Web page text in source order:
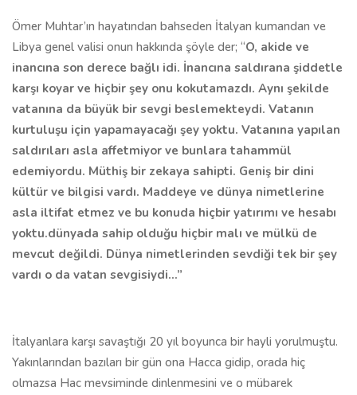
Ömer Muhtar’ın hayatından bahseden İtalyan kumandan ve
Libya genel valisi onun hakkında şöyle der; “O, akide ve
inancına son derece bağlı idi. İnancına saldırana şiddetle
karşı koyar ve hiçbir şey onu kokutamazdı. Aynı şekilde
vatanına da büyük bir sevgi beslemekteydi. Vatanın
kurtuluşu için yapamayacağı şey yoktu. Vatanına yapılan
saldırıları asla affetmiyor ve bunlara tahammül
edemiyordu. Müthiş bir zekaya sahipti. Geniş bir dini
kültür ve bilgisi vardı. Maddeye ve dünya nimetlerine
asla iltifat etmez ve bu konuda hiçbir yatırımı ve hesabı
yoktu.dünyada sahip olduğu hiçbir malı ve mülkü de
mevcut değildi. Dünya nimetlerinden sevdiği tek bir şey
vardı o da vatan sevgisiydi...”
İtalyanlara karşı savaştığı 20 yıl boyunca bir hayli yorulmuştu.
Yakınlarından bazıları bir gün ona Hacca gidip, orada hiç
olmazsa Hac mevsiminde dinlenmesini ve o mübarek